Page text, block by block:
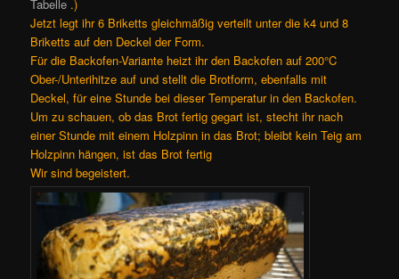
Tabelle .)
Jetzt legt ihr 6 Briketts gleichmäßig verteilt unter die k4 und 8
Briketts auf den Deckel der Form.
Für die Backofen-Variante heizt ihr den Backofen auf 200°C
Ober-/Unterihitze auf und stellt die Brotform, ebenfalls mit
Deckel, für eine Stunde bei dieser Temperatur in den Backofen.
Um zu schauen, ob das Brot fertig gegart ist, stecht ihr nach
einer Stunde mit einem Holzpinn in das Brot; bleibt kein Teig am
Holzpinn hängen, ist das Brot fertig
Wir sind begeistert.